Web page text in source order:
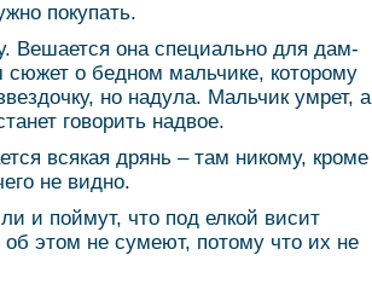
покупать.
Вешается она специально для дам-
о бедном мальчике, которому
но надула. Мальчик умрет, а
говорить надвое.
всякая дрянь – там никому, кроме
не видно.
и поймут, что под елкой висит
об этом не сумеют, потому что их не